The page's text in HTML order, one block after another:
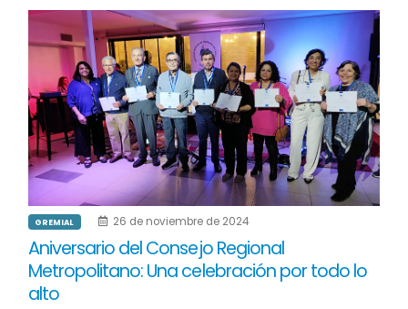
GREMIAL 26 de noviembre de 2024
Aniversario del Consejo Regional
Metropolitano: Una celebración por todo lo
alto